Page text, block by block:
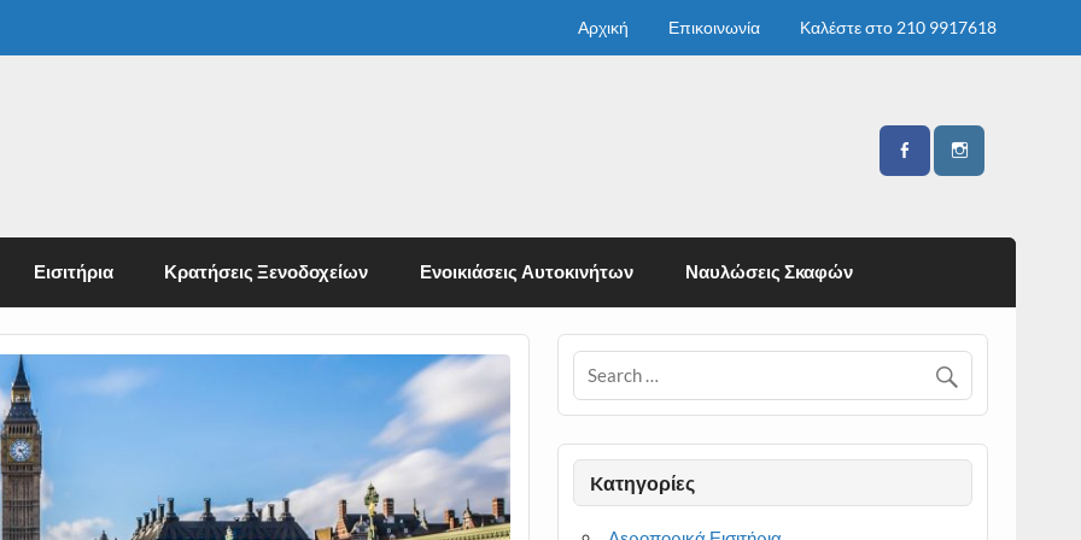
Αρχική Επικοινωνία Καλέστε στο 210 9917618
Εισιτήρια Κρατήσεις Ξενοδοχείων Ενοικιάσεις Αυτοκινήτων Ναυλώσεις Σκαφών
Kατηγορίες